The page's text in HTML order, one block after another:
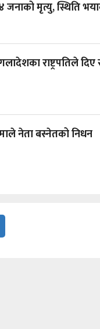
जनाको मृत्यु, स्थिति
राष्ट्रपतिले दिए
नेता बस्नेतको निधन